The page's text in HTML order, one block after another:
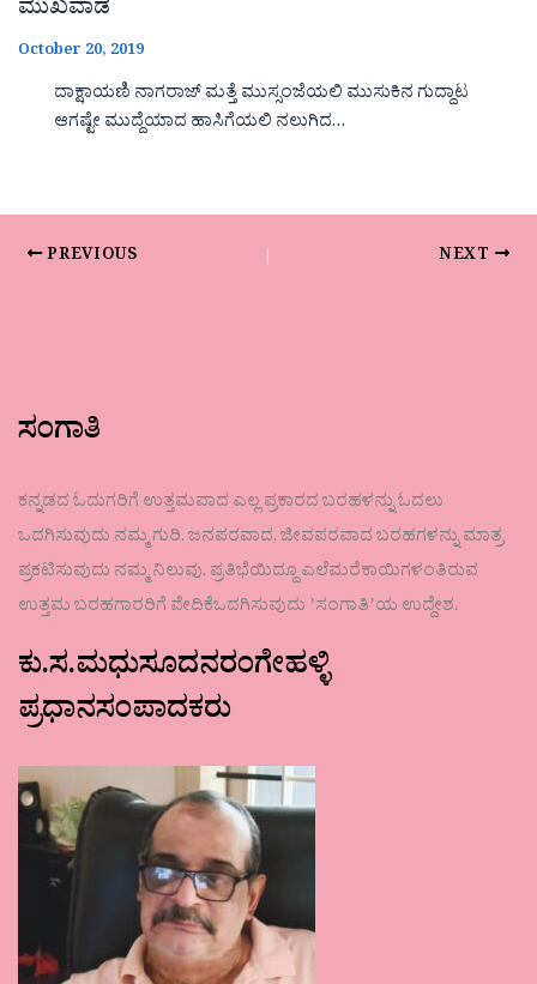
ಮುಖವಾಡ
October 20, 2019
ದಾಕ್ಷಾಯಣಿ ನಾಗರಾಜ್ ಮತ್ತೆ ಮುಸ್ಸಂಜೆಯಲಿ ಮುಸುಕಿನ ಗುದ್ದಾಟ
ಆಗಷ್ಟೇ ಮುದ್ದೆಯಾದ ಹಾಸಿಗೆಯಲಿ ನಲುಗಿದ…
PREVIOUS NEXT
ಸಂಗಾತಿ
ಕನ್ನಡದ ಓದುಗರಿಗೆ ಉತ್ತಮವಾದ ಎಲ್ಲ ಪ್ರಕಾರದ ಬರಹಳನ್ನು ಓದಲು
ಒದಗಿಸುವುದು ನಮ್ಮ ಗುರಿ. ಜನಪರವಾದ, ಜೀವಪರವಾದ ಬರಹಗಳನ್ನು ಮಾತ್ರ
ಪ್ರಕಟಿಸುವುದು ನಮ್ಮ ನಿಲುವು. ಪ್ರತಿಭೆಯಿದ್ದೂ ಎಲೆಮರೆಕಾಯಿಗಳಂತಿರುವ
ಉತ್ತಮ ಬರಹಗಾರರಿಗೆ ವೇದಿಕೆಒದಗಿಸುವುದು ʼಸಂಗಾತಿʼಯ ಉದ್ದೇಶ.
ಕು.ಸ.ಮಧುಸೂದನರಂಗೇಹಳ್ಳಿ
ಪ್ರಧಾನಸಂಪಾದಕರು